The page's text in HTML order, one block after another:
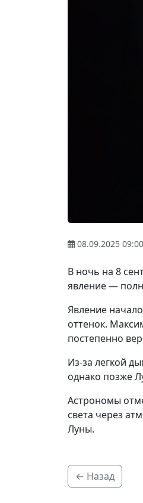
08.09.2025 09:00
В ночь на 8
явление —
Явление
оттенок.
постепенно
Из-за легкой
однако позже
Астрономы
света через
Луны.
← Назад